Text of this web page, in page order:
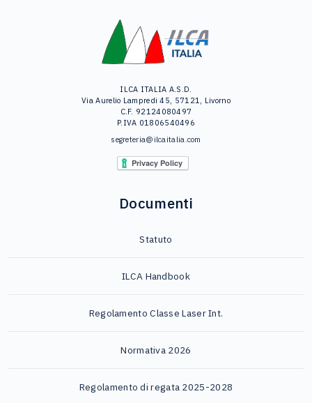
ILCA ITALIA A.S.D.
Via Aurelio Lampredi 45, 57121, Livorno
C.F. 92124080497
P.IVA 01806540496
segreteria@ilcaitalia.com
Documenti
Statuto
ILCA Handbook
Regolamento Classe Laser Int.
Normativa 2026
Regolamento di regata 2025-2028